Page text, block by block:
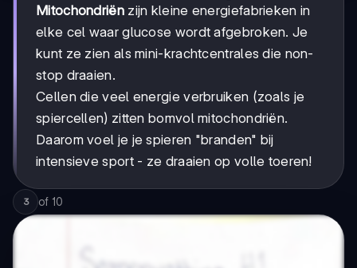
Mitochondriënzijn kleine energiefabrieken in
elke cel waar glucose wordt afgebroken. Je
kunt ze zien als mini-krachtcentrales die non-
stop draaien.
Cellen die veel energie verbruiken (zoals je
spiercellen) zitten bomvol mitochondriën.
Daarom voel je je spieren "branden" bij
intensieve sport - ze draaien op volle toeren!
3 of 10